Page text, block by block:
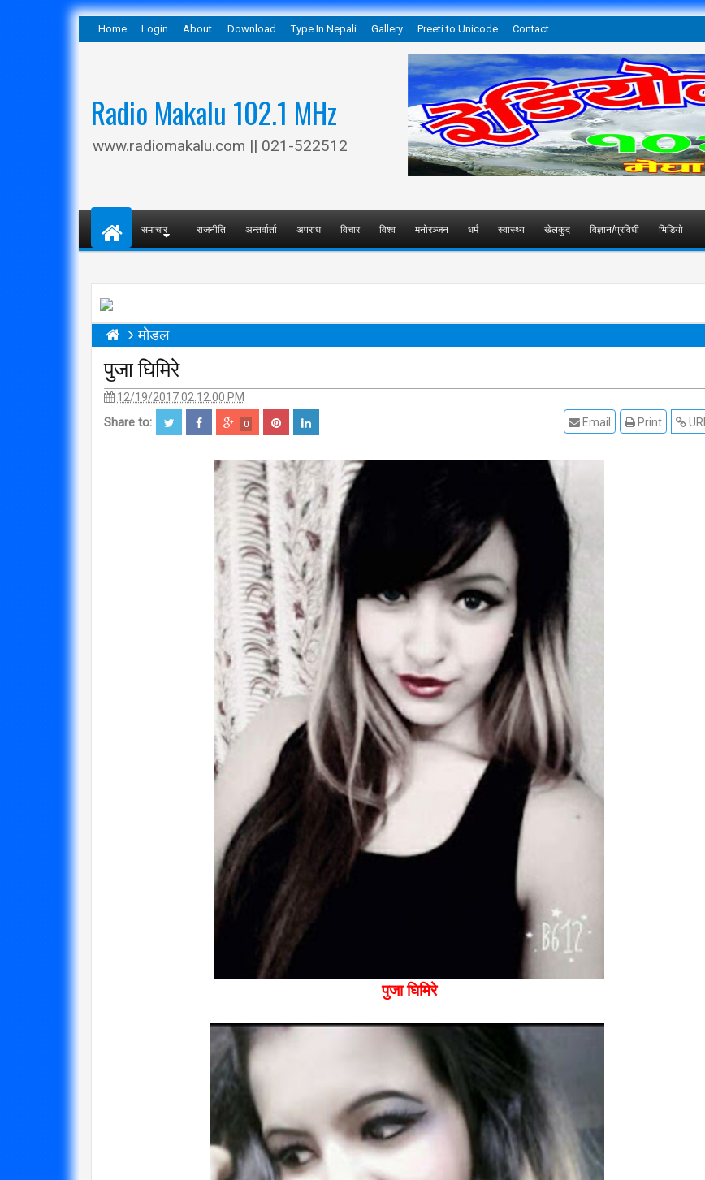
Home Login About Download Type In Nepali Gallery Preeti to Unicode Contact
Radio Makalu 102.1 MHz
www.radiomakalu.com || 021-522512
समाचार राजनीति अन्तर्वार्ता अपराध विचार विश्व मनोरञ्जन धर्म स्वास्थ्य खेलकुद विज्ञान/प्रविधी भिडियो
मोडल
पुजा घिमिरे
12/19/2017 02:12:00 PM
Share to: 0 URL
Print
Email
पुजा घिमिरे
दायराभित्र आएर हिँड्नुको
विकल्प छैन् : मुख्यमन्त्री राई
सरकारलाई विप्लव चुनौति, के
गर्छ अब सरकार ?
‘कम्युनिस्टको खोल ओढेका
पुराना पार्टीहरु चक्रपथमा
जति घुमे पनि कहिँ पुग्दैनन्’